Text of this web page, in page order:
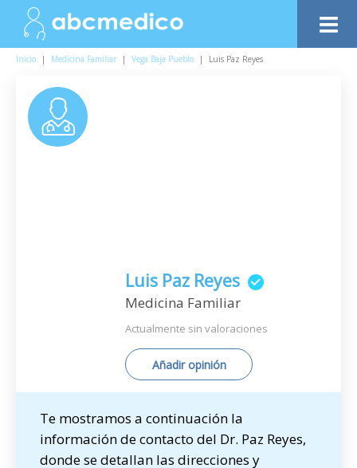
Inicio | Medicina Familiar | Vega Baja Pueblo | Luis Paz Reyes
Luis Paz Reyes
Medicina Familiar
Actualmente sin valoraciones
Añadir opinión
Te mostramos a continuación la
información de contacto del Dr. Paz Reyes,
donde se detallan las direcciones y